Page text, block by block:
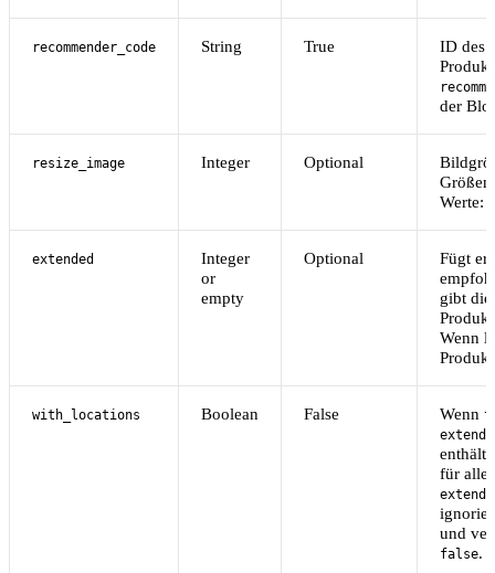
recommender_code String True
ID des
der
resize_image Integer Optional
Werte:
extended
Integer
or
empty
Optional
Fügt
gibt
Wenn
with_locations Boolean False Wenn
enthält
für alle
und
false.